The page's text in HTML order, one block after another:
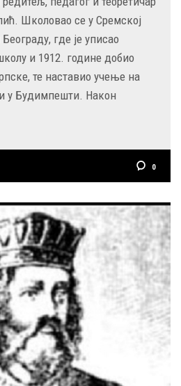
Школовао се у Сремској
где је уписао
и 1912. године добио
те наставио учење на
у Будимпешти. Након
0